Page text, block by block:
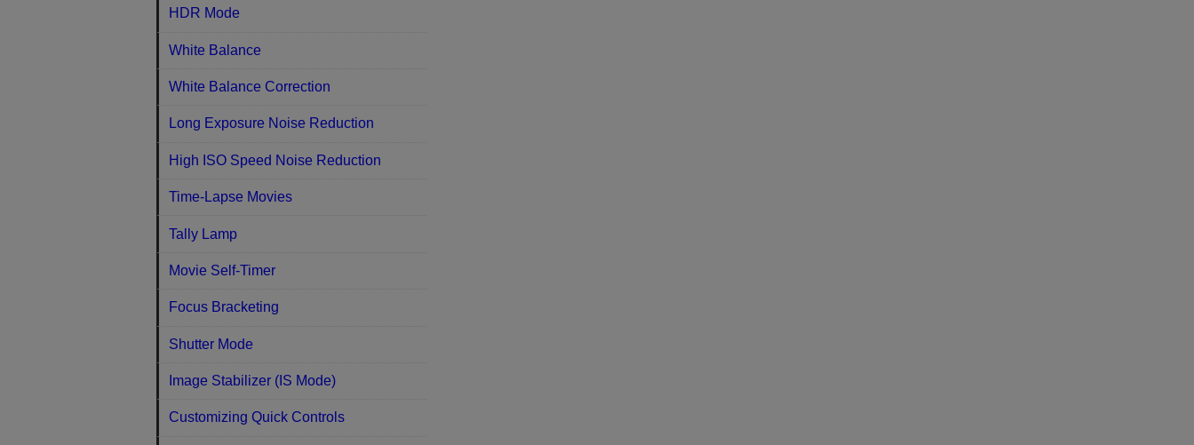
HDR Mode
White Balance
White Balance Correction
Long Exposure Noise Reduction
High ISO Speed Noise Reduction
Time-Lapse Movies
Tally Lamp
Movie Self-Timer
Focus Bracketing
Shutter Mode
Image Stabilizer (IS Mode)
Customizing Quick Controls